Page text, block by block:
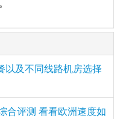
以及不同线路机房选择
合评测 看看欧洲速度如